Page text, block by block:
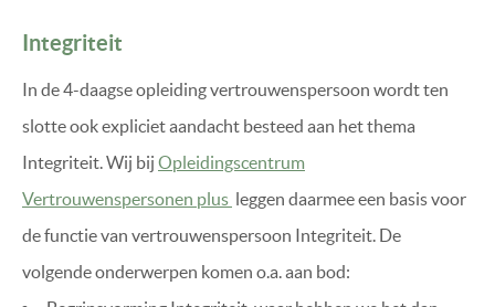
Integriteit
In de 4-daagse opleiding vertrouwenspersoon wordt ten
slotte ook expliciet aandacht besteed aan het thema
Integriteit. Wij bij Opleidingscentrum
Vertrouwenspersonen plus leggen daarmee een basis voor
de functie van vertrouwenspersoon Integriteit. De
volgende onderwerpen komen o.a. aan bod: